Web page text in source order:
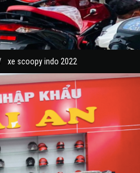
xe scoopy indo 2022